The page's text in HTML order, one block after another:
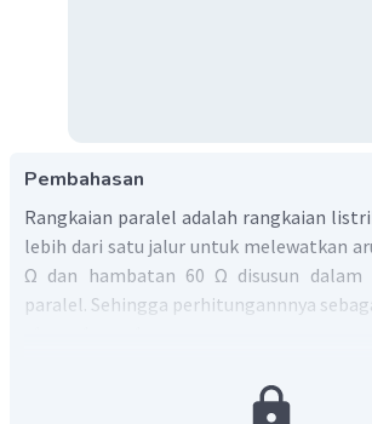
Pembahasan
Rangkaian paralel adalah rangkaian
lebih dari satu jalur untuk melewatkan
Ω dan hambatan 60 Ω disusun dalam
paralel. Sehingga perhitungannnya